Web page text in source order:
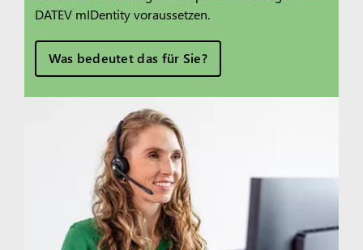
DATEV mIDentity voraussetzen.
Was bedeutet das für Sie?